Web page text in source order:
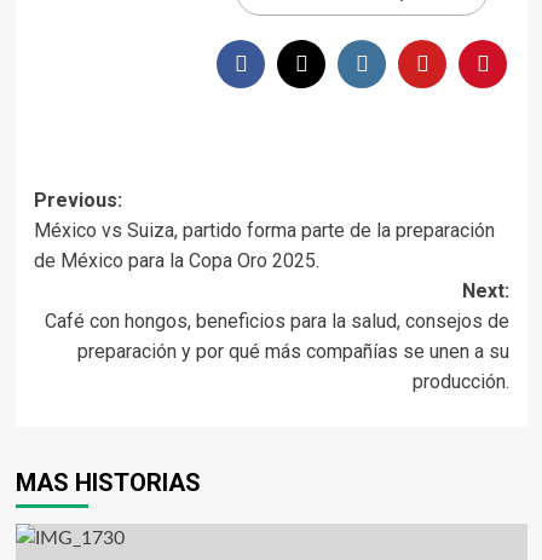
Previous:
México vs Suiza, partido forma parte de la preparación
de México para la Copa Oro 2025.
Next:
Café con hongos, beneficios para la salud, consejos de
preparación y por qué más compañías se unen a su
producción.
MAS HISTORIAS